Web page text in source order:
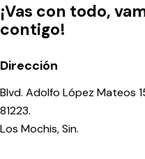
¡Vas con todo,
contigo!
Dirección
Blvd. Adolfo López Mateos
81223.
Los Mochis, Sin.